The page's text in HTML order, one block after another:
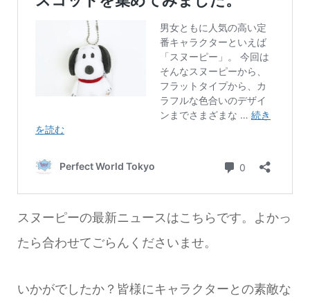
スヌーピーの最新ニュースはこちらです。よかっ
たら合わせてごらんくださいませ。
いかがでしたか？皆様にキャラクターとの素敵な